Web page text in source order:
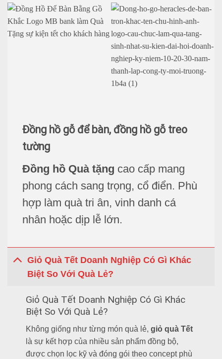
Đồng hồ gỗ để bàn, đồng hồ gỗ treo
tường
Đồng hồ Quà tặng cao cấp mang
phong cách sang trọng, cổ điển. Phù
hợp làm quà tri ân, vinh danh cá
nhân hoặc dịp lễ lớn.
Giỏ Quà Tết Doanh Nghiệp Có Gì Khác
Biệt So Với Quà Lẻ?
Giỏ Quà Tết Doanh Nghiệp Có Gì Khác
Biệt So Với Quà Lẻ?
Không giống như từng món quà lẻ, giỏ quà Tết
là sự kết hợp của nhiều sản phẩm đồng bộ,
được chọn lọc kỹ và đóng gói theo concept phù